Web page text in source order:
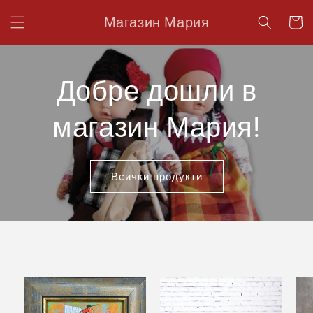
към
съдържанието
Магазин Мария
Добре дошли в
магазин Мария!
Всички продукти